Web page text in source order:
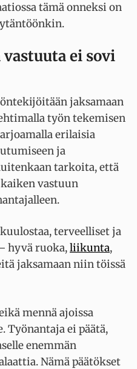
tämä onneksi on
ei sovi
jaksamaan
työn tekemisen
erilaisia
ja
tarkoita, että
vastuun
terveelliset ja
hyvä ruoka,liikunta,
jaksamaan niin töissä
mennä ajoissa
Työnantaja ei päätä,
enemmän
Nämä päätökset